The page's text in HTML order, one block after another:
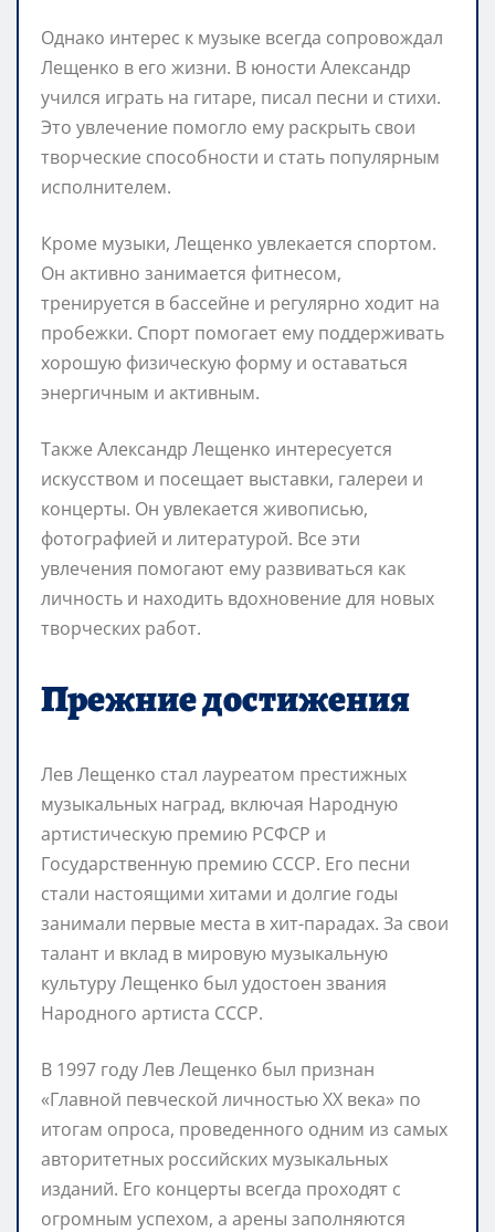
Однако интерес к музыке всегда сопровождал
Лещенко в его жизни. В юности Александр
учился играть на гитаре, писал песни и стихи.
Это увлечение помогло ему раскрыть свои
творческие способности и стать популярным
исполнителем.
Кроме музыки, Лещенко увлекается спортом.
Он активно занимается фитнесом,
тренируется в бассейне и регулярно ходит на
пробежки. Спорт помогает ему поддерживать
хорошую физическую форму и оставаться
энергичным и активным.
Также Александр Лещенко интересуется
искусством и посещает выставки, галереи и
концерты. Он увлекается живописью,
фотографией и литературой. Все эти
увлечения помогают ему развиваться как
личность и находить вдохновение для новых
творческих работ.
Прежние достижения
Лев Лещенко стал лауреатом престижных
музыкальных наград, включая Народную
артистическую премию РСФСР и
Государственную премию СССР. Его песни
стали настоящими хитами и долгие годы
занимали первые места в хит-парадах. За свои
талант и вклад в мировую музыкальную
культуру Лещенко был удостоен звания
Народного артиста СССР.
В 1997 году Лев Лещенко был признан
«Главной певческой личностью XX века» по
итогам опроса, проведенного одним из самых
авторитетных российских музыкальных
изданий. Его концерты всегда проходят с
огромным успехом, а арены заполняются